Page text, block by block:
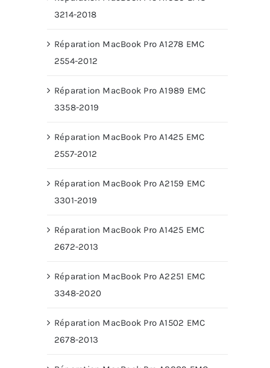
3214-2018
Réparation MacBook Pro A1278 EMC
2554-2012
Réparation MacBook Pro A1989 EMC
3358-2019
Réparation MacBook Pro A1425 EMC
2557-2012
Réparation MacBook Pro A2159 EMC
3301-2019
Réparation MacBook Pro A1425 EMC
2672-2013
Réparation MacBook Pro A2251 EMC
3348-2020
Réparation MacBook Pro A1502 EMC
2678-2013